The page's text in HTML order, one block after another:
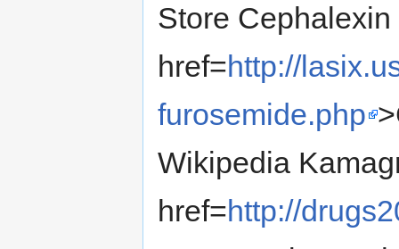
Store
href=http://
furosemide.php
Wikipedia
href=http://